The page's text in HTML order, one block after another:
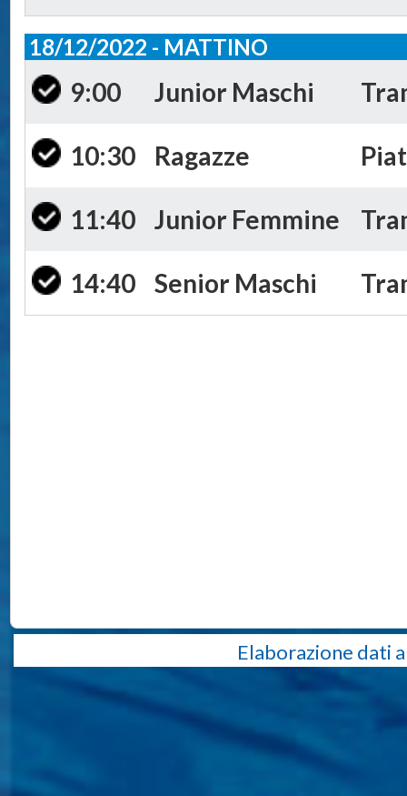
18/12/2022 - MATTINO
9:00 Junior Maschi
10:30 Ragazze
11:40 Junior Femmine
14:40 Senior Maschi
Elaborazione dati